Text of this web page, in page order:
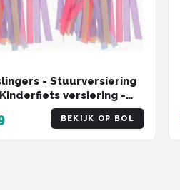
- Stuurversiering
versiering -
Streamers - Paars roze
2 Stuks
BEKIJK OP BOL